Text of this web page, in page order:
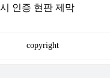
인증 현판 제막
copyright